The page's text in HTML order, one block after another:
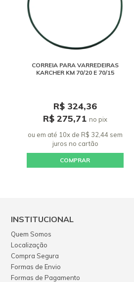
CORREIA PARA VARREDEIRAS
KARCHER KM 70/20 E 70/15
R$ 324,36
R$ 275,71 no pix
ou em até 10x de R$ 32,44 sem
juros no cartão
COMPRAR
INSTITUCIONAL
Quem Somos
Localização
Compra Segura
Formas de Envio
Formas de Pagamento